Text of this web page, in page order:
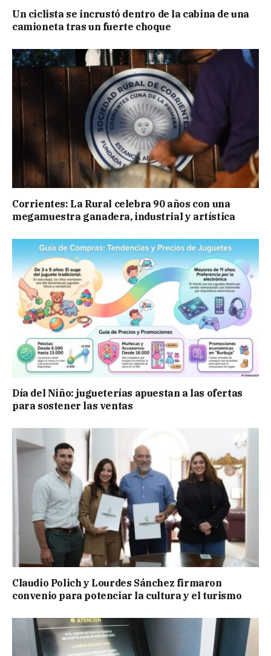
Un ciclista se incrustó dentro de la cabina de una
camioneta tras un fuerte choque
Corrientes: La Rural celebra 90 años con una
megamuestra ganadera, industrial y artística
Día del Niño: jugueterías apuestan a las ofertas
para sostener las ventas
Claudio Polich y Lourdes Sánchez firmaron
convenio para potenciar la cultura y el turismo